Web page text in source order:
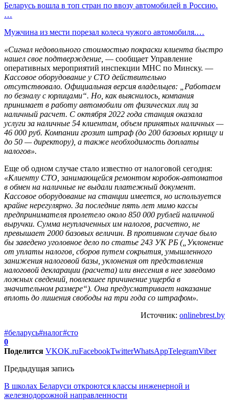
Беларусь вошла в топ стран по ввозу автомобилей в Россию.
…
Мужчина из мести порезал колеса чужого автомобиля.…
«Сигнал недовольного стоимостью покраски клиента быстро
нашел свое подтверждение, — сообщает Управление
оперативных мероприятий инспекции МНС по Минску. —
Кассовое оборудование у СТО действительно
отсутствовало. Официальная версия владельцев: „Работаем
по безналу с юрлицами“. Но, как выяснилось, компания
принимает в работу автомобили от физических лиц за
наличный расчет. С октября 2022 года станция оказала
услуги за наличные 54 клиентам, объем принятых наличных —
46 000 руб. Компании грозит штраф (до 200 базовых юрлицу и
до 50 — директору), а также необходимость доплаты
налогов».
Еще об одном случае стало известно от налоговой сегодня:
«Клиенту СТО, занимающейся ремонтом коробок-автоматов
в обмен на наличные не выдали платежный документ.
Кассовое оборудование на станции имеется, но используется
крайне нерегулярно. За последние пять лет мимо кассы
предпринимателя пролетело около 850 000 рублей наличной
выручки. Сумма неуплаченных им налогов, расчетно, не
превышает 2000 базовых величин. В противном случае было
бы заведено уголовное дело по статье 243 УК РБ („Уклонение
от уплаты налогов, сборов путем сокрытия, умышленного
занижения налоговой базы, уклонения от представления
налоговой декларации (расчета) или внесения в нее заведомо
ложных сведений, повлекшее причинение ущерба в
значительном размере“). Она предусматривает наказание
вплоть до лишения свободы на три года со штрафом».
Источник: onlinebrest.by
#беларусь#налог#сто
0
Поделится VKOK.ruFacebookTwitterWhatsAppTelegramViber
Предыдущая запись
В школах Беларуси откроются классы инженерной и
железнодорожной направленности